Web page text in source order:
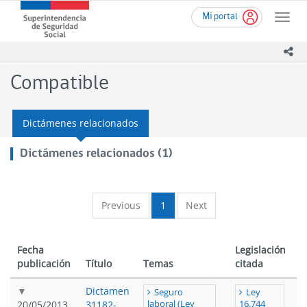
contenido
Mi portal
Toggle
Superintendencia
de
-
de
Chile
Compatible
Dictámenes relacionados
Dictámenes relacionados (1)
Previous 1 Next
Fecha
publicación
Título Temas
Legislación
citada
20/05/2013
Dictamen
31182-
Seguro
laboral (Ley
Ley
16.744